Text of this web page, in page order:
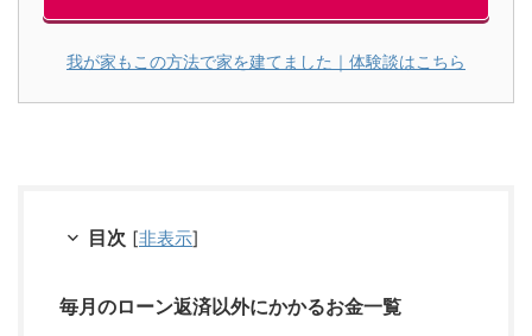
我が家もこの方法で家を建てました｜体験談はこちら
目次 [非表示]
毎月のローン返済以外にかかるお金一覧